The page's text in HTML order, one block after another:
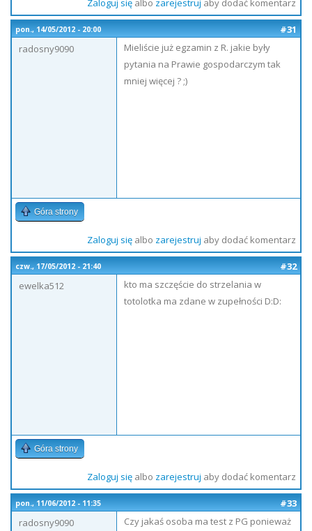
Zaloguj sięalbo zarejestruj aby dodać komentarz
pon., 14/05/2012 - 20:00
#31
radosny9090
Mieliście już egzamin z R. jakie były
pytania na Prawie gospodarczym tak
mniej więcej ? ;)
Góra strony
Zaloguj sięalbo zarejestruj aby dodać komentarz
czw., 17/05/2012 - 21:40
#32
ewelka512
kto ma szczęście do strzelania w
totolotka ma zdane w zupełności D:D:
Góra strony
Zaloguj sięalbo zarejestruj aby dodać komentarz
pon., 11/06/2012 - 11:35
#33
radosny9090
Czy jakaś osoba ma test z PG ponieważ